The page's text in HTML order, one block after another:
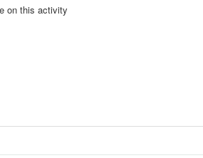
on this activity